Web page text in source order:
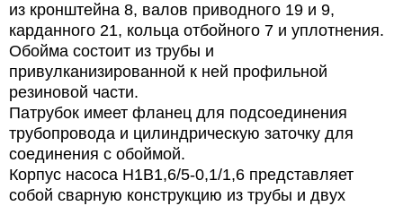
из кронштейна 8, валов приводного 19 и 9,
карданного 21, кольца отбойного 7 и уплотнения.
Обойма состоит из трубы и
привулканизированной к ней профильной
резиновой части.
Патрубок имеет фланец для подсоединения
трубопровода и цилиндрическую заточку для
соединения с обоймой.
Корпус насоса Н1В1,6/5-0,1/1,6 представляет
собой сварную конструкцию из трубы и двух